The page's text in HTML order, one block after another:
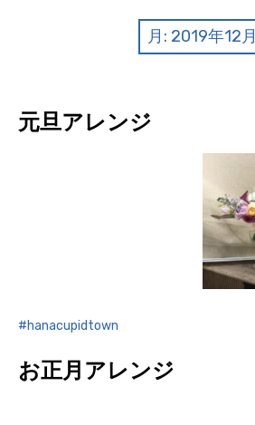
加盟店リスト
月: 2019年12月
元旦アレンジ
hanacupidtown
お正月アレンジ